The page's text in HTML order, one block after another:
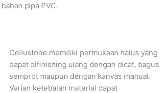
pipa PVC.
Cellustone memiliki permukaan halus yang
dapat difinishing ulang dengan dicat, bagus
semprot maupun dengan kanvas manual.
Varian ketebalan material dapat